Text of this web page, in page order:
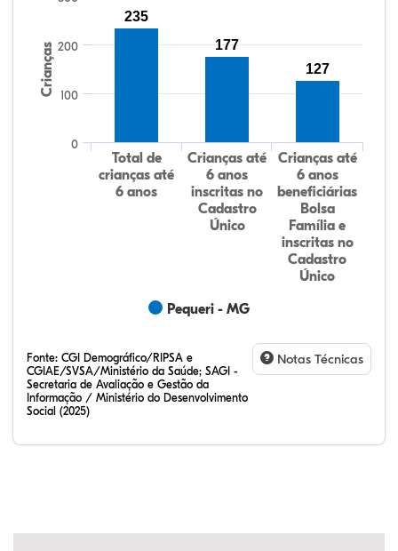
Crianças
Pequeri - MG
Total de
crianças até
6 anos
Crianças até
6 anos
inscritas no
Cadastro
Único
Crianças até
6 anos
beneficiárias
Bolsa
Família e
inscritas no
Cadastro
Único
0
100
200
235
177
127
Fonte: CGI Demográfico/RIPSA e
CGIAE/SVSA/Ministério da Saúde; SAGI -
Secretaria de Avaliação e Gestão da
Informação / Ministério do Desenvolvimento
Social (2025)
Notas Técnicas